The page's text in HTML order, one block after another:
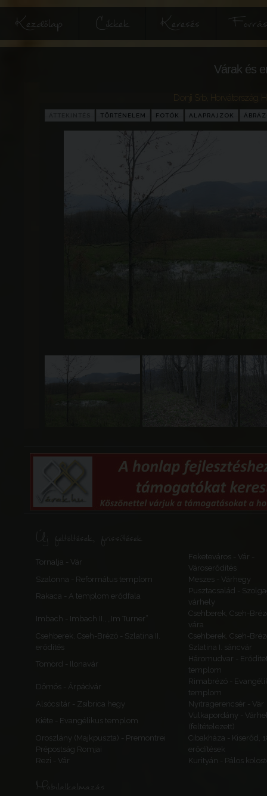
Kezdőlap Cikkek Keresés
Várak és
Horvátország
TÖRTÉNELEM FOTÓK ALAPRAJZOK
Új feltöltések, frissítések
Tornalja - Vár
Feketeváros - Vár -
Városerődítés
Szalonna - Református templom
Meszes - Várhegy
Rakaca - A templom erődfala
Pusztacsalád -
várhely
Imbach - Imbach II., „Im Turner”
Csehberek, Cseh-
vára
Csehberek, Cseh-Brézó - Szlatina II.
erődítés
Csehberek, Cseh-
Szlatina I. sáncvár
Tömörd - Ilonavár
Háromudvar -
templom
Dömös - Árpádvár
Rimabrézó -
templom
Alsócsitár - Zsibrica hegy
Nyitragerencsér - Vár
Kiéte - Evangélikus templom
Vulkapordány -
(feltételezett)
Oroszlány (Majkpuszta) - Premontrei
Prépostság Romjai
Cibakháza - Kiserőd,
erődítések
Rezi - Vár
Kurityán - Pálos
Mobilalkalmazás